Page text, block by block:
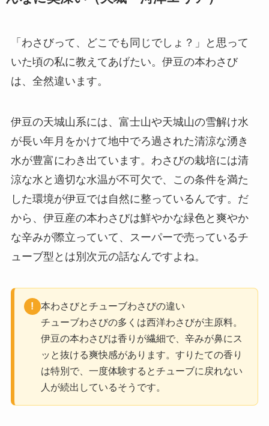
「わさびって、どこでも同じでしょ？」と思って
いた頃の私に教えてあげたい。伊豆の本わさび
は、全然違います。
伊豆の天城山系には、富士山や天城山の雪解け水
が長い年月をかけて地中でろ過された清涼な湧き
水が豊富にわき出ています。わさびの栽培には清
涼な水と適切な水温が不可欠で、この条件を満た
した環境が伊豆では自然に整っているんです。だ
から、伊豆産の本わさびは鮮やかな緑色と爽やか
な辛みが際立っていて、スーパーで売っているチ
ューブ型とは別次元の話なんですよね。
本わさびとチューブわさびの違い
チューブわさびの多くは西洋わさびが主原料。
伊豆の本わさびは香りが繊細で、辛みが鼻にス
ッと抜ける爽快感があります。すりたての香り
は特別で、一度体験するとチューブに戻れない
人が続出しているそうです。